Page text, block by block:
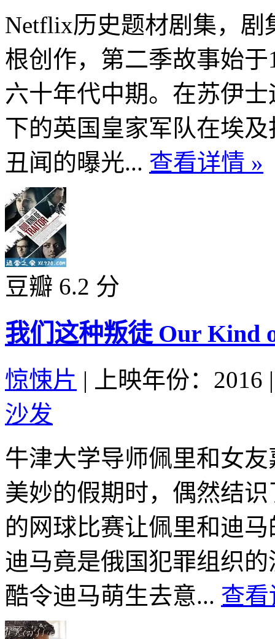
Netflix历史题材剧集，剧
根创作，第二季故事始
六十年代中期。在苏伊
下的英国皇家军队在埃
丑闻的曝光... 查看详情 »
豆瓣 6.2 分
我们这种叛徒 Our Kind
惊悚片 | 上映年份：2016 |
沙发
牛津大学导师佩里和女
美妙的假期时，偶然结
的网球比赛让佩里和迪
迪马竟是俄国犯罪组织
酷令迪马萌生去意... 查看